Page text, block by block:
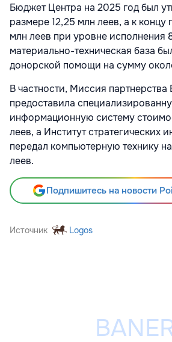
Бюджет Центра на 2025 год был
размере 12,25 млн леев, а к концу
млн леев при уровне исполнения
материально-техническая база
донорской помощи на сумму
В частности, Миссия партнерства
предоставила
информационную систему
леев, а Институт стратегических
передал компьютерную технику
леев.
Подпишитесь на новости
Источник Logos